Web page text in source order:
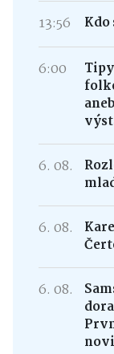
13:56 Kdo
6:00
6. 08.
6. 08.
6. 08.